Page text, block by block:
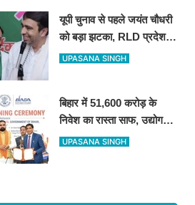
यूपी चुनाव से पहले जयंत चौधरी
को बड़ा झटका, RLD प्रदेश
अध्यक्ष रामाशीष राय ने दिया
UPASANA SINGH
बिहार में 51,600 करोड़ के
निवेश का रास्ता साफ, उद्योग
जगत ने सरकार के फैसले का
UPASANA SINGH